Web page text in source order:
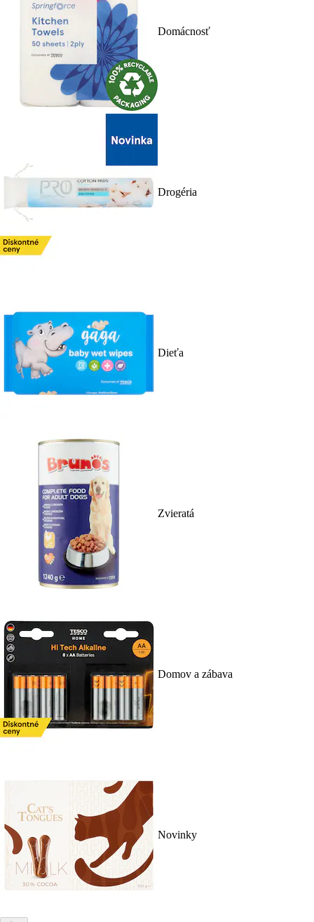
Domácnosť
Drogéria
Dieťa
Zvieratá
Domov a zábava
Novinky